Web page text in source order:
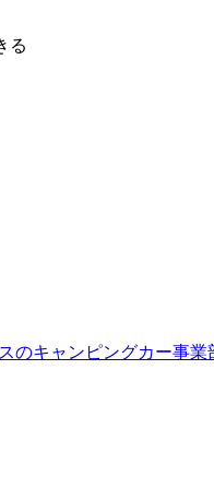
る
のキャンピングカー事